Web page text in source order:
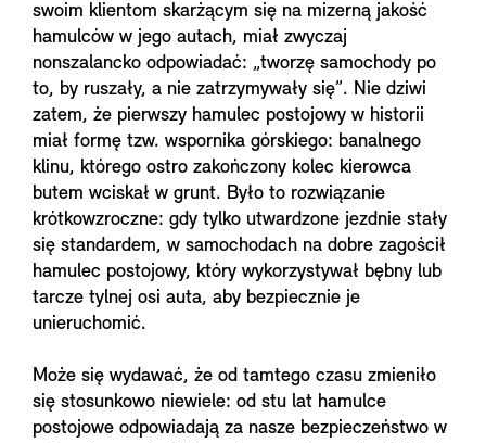
swoim klientom skarżącym się na mizerną jakość
hamulców w jego autach, miał zwyczaj
nonszalancko odpowiadać: „tworzę samochody po
to, by ruszały, a nie zatrzymywały się”. Nie dziwi
zatem, że pierwszy hamulec postojowy w historii
miał formę tzw. wspornika górskiego: banalnego
klinu, którego ostro zakończony kolec kierowca
butem wciskał w grunt. Było to rozwiązanie
krótkowzroczne: gdy tylko utwardzone jezdnie stały
się standardem, w samochodach na dobre zagościł
hamulec postojowy, który wykorzystywał bębny lub
tarcze tylnej osi auta, aby bezpiecznie je
unieruchomić.
Może się wydawać, że od tamtego czasu zmieniło
się stosunkowo niewiele: od stu lat hamulce
postojowe odpowiadają za nasze bezpieczeństwo w